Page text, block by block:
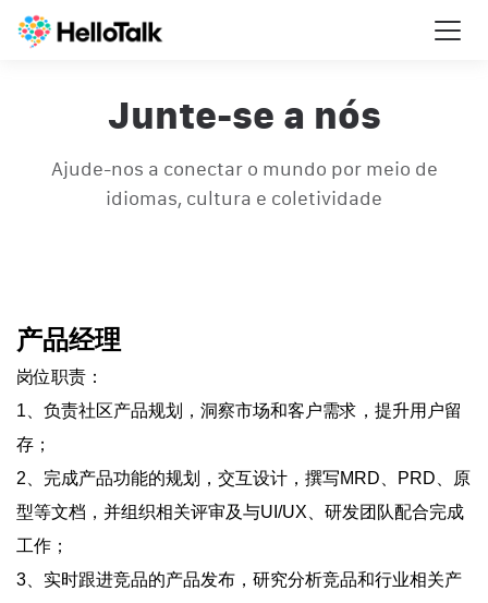
Junte-se a nós
Ajude-nos a conectar o mundo por meio de
idiomas, cultura e coletividade
产品经理
岗位职责：
1、负责社区产品规划，洞察市场和客户需求，提升用户留
存；
2、完成产品功能的规划，交互设计，撰写MRD、PRD、原
型等文档，并组织相关评审及与UI/UX、研发团队配合完成
工作；
3、实时跟进竞品的产品发布，研究分析竞品和行业相关产